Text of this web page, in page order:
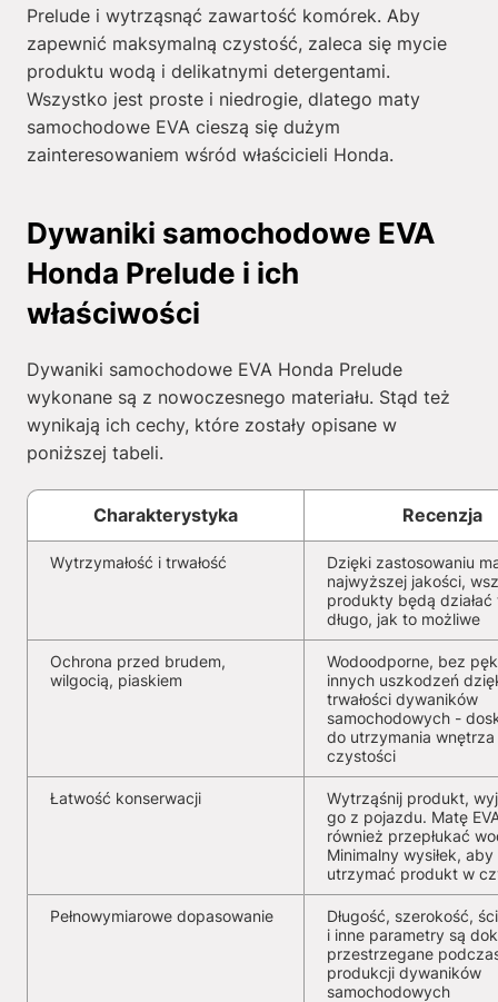
Prelude i wytrząsnąć zawartość komórek. Aby
zapewnić maksymalną czystość, zaleca się mycie
produktu wodą i delikatnymi detergentami.
Wszystko jest proste i niedrogie, dlatego maty
samochodowe EVA cieszą się dużym
zainteresowaniem wśród właścicieli Honda.
Dywaniki samochodowe EVA
Honda Prelude i ich
właściwości
Dywaniki samochodowe EVA Honda Prelude
wykonane są z nowoczesnego materiału. Stąd też
wynikają ich cechy, które zostały opisane w
poniższej tabeli.
Charakterystyka Recenzja
Wytrzymałość i trwałość
Dzięki zastosowaniu
najwyższej jakości,
produkty będą działać
długo, jak to możliwe
Ochrona przed brudem,
wilgocią, piaskiem
Wodoodporne, bez
innych uszkodzeń
trwałości dywaników
samochodowych -
do utrzymania wnętrza
czystości
Łatwość konserwacji
Wytrząśnij produkt,
go z pojazdu. Matę
również przepłukać
Minimalny wysiłek, aby
utrzymać produkt w
Pełnowymiarowe dopasowanie
Długość, szerokość,
i inne parametry są
przestrzegane
produkcji dywaników
samochodowych